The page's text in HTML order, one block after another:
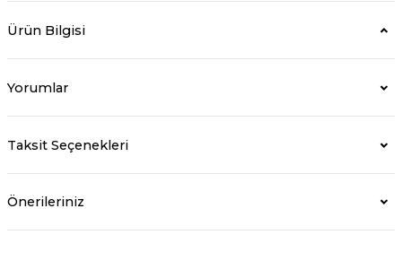
Ürün Bilgisi
Yorumlar
Taksit Seçenekleri
Önerileriniz